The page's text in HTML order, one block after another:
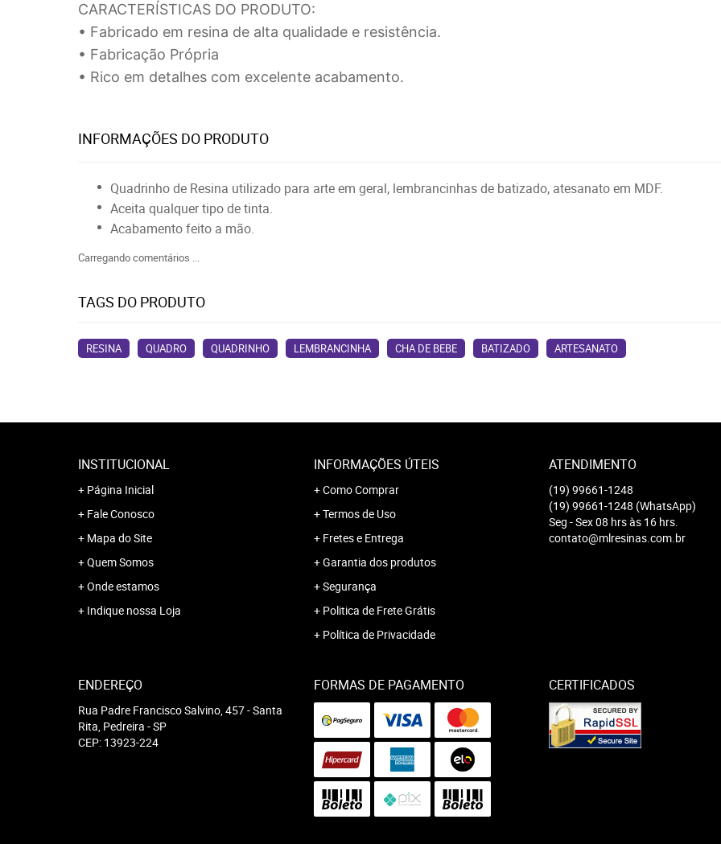
CARACTERÍSTICAS DO PRODUTO:
• Fabricado em resina de alta qualidade e resistência.
• Fabricação Própria
• Rico em detalhes com excelente acabamento.
INFORMAÇÕES DO PRODUTO
Quadrinho de Resina utilizado para arte em geral, lembrancinhas de batizado, atesanato em MDF.
Aceita qualquer tipo de tinta.
Acabamento feito a mão.
Carregando comentários ...
TAGS DO PRODUTO
RESINA QUADRO QUADRINHO LEMBRANCINHA CHA DE BEBE BATIZADO ARTESANATO
INSTITUCIONAL
Página Inicial
Fale Conosco
Mapa do Site
Quem Somos
Onde estamos
Indique nossa Loja
INFORMAÇÕES ÚTEIS
Como Comprar
Termos de Uso
Fretes e Entrega
Garantia dos produtos
Segurança
Politica de Frete Grátis
Política de Privacidade
ATENDIMENTO
(19) 99661-1248
(19) 99661-1248 (WhatsApp)
Seg - Sex 08 hrs às 16 hrs.
contato@mlresinas.com.br
ENDEREÇO
Rua Padre Francisco Salvino, 457-Santa
Rita, Pedreira -SP
CEP: 13923-224
FORMAS DE PAGAMENTO CERTIFICADOS